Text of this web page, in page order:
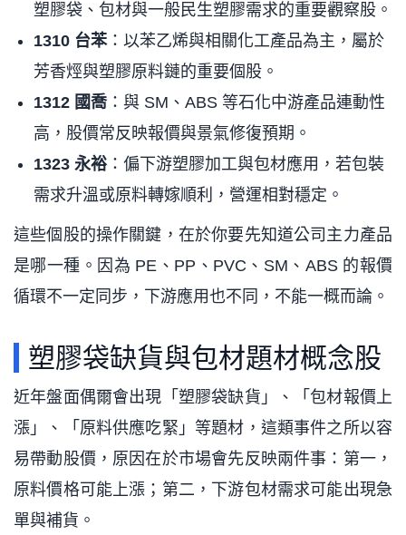
塑膠袋、包材與一般民生塑膠需求的重要觀察股。
1310 台苯：以苯乙烯與相關化工產品為主，屬於
芳香烴與塑膠原料鏈的重要個股。
1312 國喬：與 SM、ABS 等石化中游產品連動性
高，股價常反映報價與景氣修復預期。
1323 永裕 ：偏下游塑膠加工與包材應用，若包裝
需求升溫或原料轉嫁順利，營運相對穩定。
這些個股的操作關鍵，在於你要先知道公司主力產品
是哪一種。因為 PE、PP、PVC、SM、ABS 的報價
循環不一定同步，下游應用也不同，不能一概而論。
塑膠袋缺貨與包材題材概念股
近年盤面偶爾會出現「塑膠袋缺貨」、「包材報價上
漲」、「原料供應吃緊」等題材，這類事件之所以容
易帶動股價，原因在於市場會先反映兩件事：第一，
原料價格可能上漲；第二，下游包材需求可能出現急
單與補貨。